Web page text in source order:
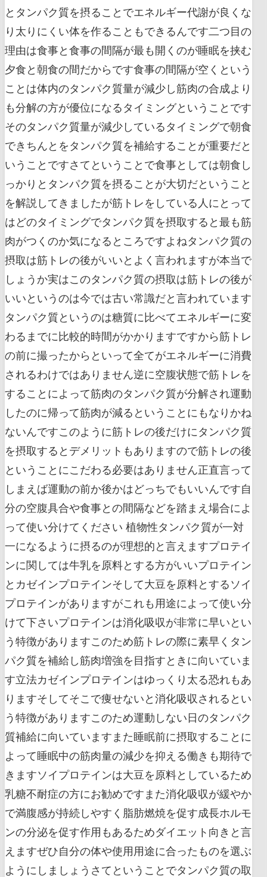
とタンパク質を摂ることでエネルギー代謝が良くな
り太りにくい体を作ることもできるんです二つ目の
理由は食事と食事の間隔が最も開くのが睡眠を挟む
夕食と朝食の間だからです食事の間隔が空くという
ことは体内のタンパク質量が減少し筋肉の合成より
も分解の方が優位になるタイミングということです
そのタンパク質量が減少しているタイミングで朝食
できちんとをタンパク質を補給することが重要だと
いうことですさてということで食事としては朝食し
っかりとタンパク質を摂ることが大切だということ
を解説してきましたが筋トレをしている人にとって
はどのタイミングでタンパク質を摂取すると最も筋
肉がつくのか気になるところですよねタンパク質の
摂取は筋トレの後がいいとよく言われますが本当で
しょうか実はこのタンパク質の摂取は筋トレの後が
いいというのは今では古い常識だと言われています
タンパク質というのは糖質に比べてエネルギーに変
わるまでに比較的時間がかかりますですから筋トレ
の前に撮ったからといって全てがエネルギーに消費
されるわけではありません逆に空腹状態で筋トレを
することによって筋肉のタンパク質が分解され運動
したのに帰って筋肉が減るということにもなりかね
ないんですこのように筋トレの後だけにタンパク質
を摂取するとデメリットもありますので筋トレの後
ということにこだわる必要はありません正直言って
しまえば運動の前か後かはどっちでもいいんです自
分の空腹具合や食事との間隔などを踏まえ場合によ
って使い分けてください 植物性タンパク質が一対
一になるように摂るのが理想的と言えますプロテイ
ンに関しては牛乳を原料とする方がいいプロテイン
とカゼインプロテインそして大豆を原料とするソイ
プロテインがありますがこれも用途によって使い分
けて下さいプロテインは消化吸収が非常に早いとい
う特徴がありますこのため筋トレの際に素早くタン
パク質を補給し筋肉増強を目指すときに向いていま
す立法カゼインプロテインはゆっくり太る恐れもあ
りますそしてそこで痩せないと消化吸収されるとい
う特徴がありますこのため運動しない日のタンパク
質補給に向いていますまた睡眠前に摂取することに
よって睡眠中の筋肉量の減少を抑える働きも期待で
きますソイプロテインは大豆を原料としているため
乳糖不耐症の方にお勧めですまた消化吸収が緩やか
で満腹感が持続しやすく脂肪燃焼を促す成長ホルモ
ンの分泌を促す作用もあるためダイエット向きと言
えますぜひ自分の体や使用用途に合ったものを選ぶ
ようにしましょうさてということでタンパク質の取